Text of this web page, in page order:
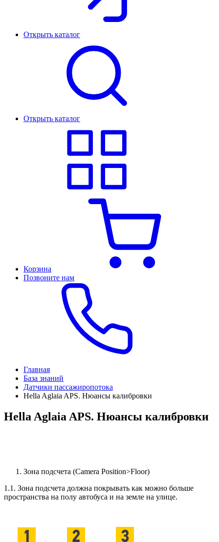
Открыть каталог
Открыть каталог
Корзина
Позвоните нам
Главная
База знаний
Датчики пассажиропотока
Hella Aglaia APS. Нюансы калибровки
Hella Aglaia APS. Нюансы калибровки
Зона подсчета (Camera Position>Floor)
1.1. Зона подсчета должна покрывать как можно больше
пространства на полу автобуса и на земле на улице.